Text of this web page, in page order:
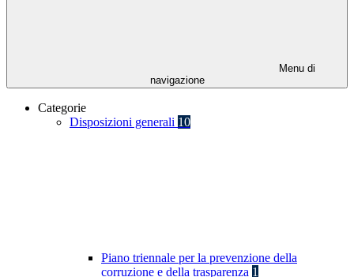
Menu di
navigazione
Categorie
Disposizioni generali 10
Piano triennale per la prevenzione della
corruzione e della trasparenza 1